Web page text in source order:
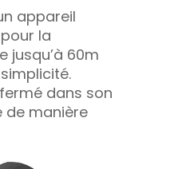
appareil
la
jusqu’à 60m
dans son
de manière